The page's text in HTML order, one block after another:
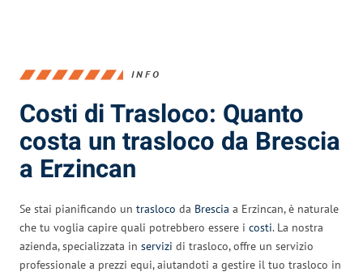
INFO
Costi di Trasloco: Quanto
costa un trasloco da Brescia
a Erzincan
Se stai pianificando un trasloco da Brescia a Erzincan, è naturale
che tu voglia capire quali potrebbero essere i costi. La nostra
azienda, specializzata in servizi di trasloco, offre un servizio
professionale a prezzi equi, aiutandoti a gestire il tuo trasloco in